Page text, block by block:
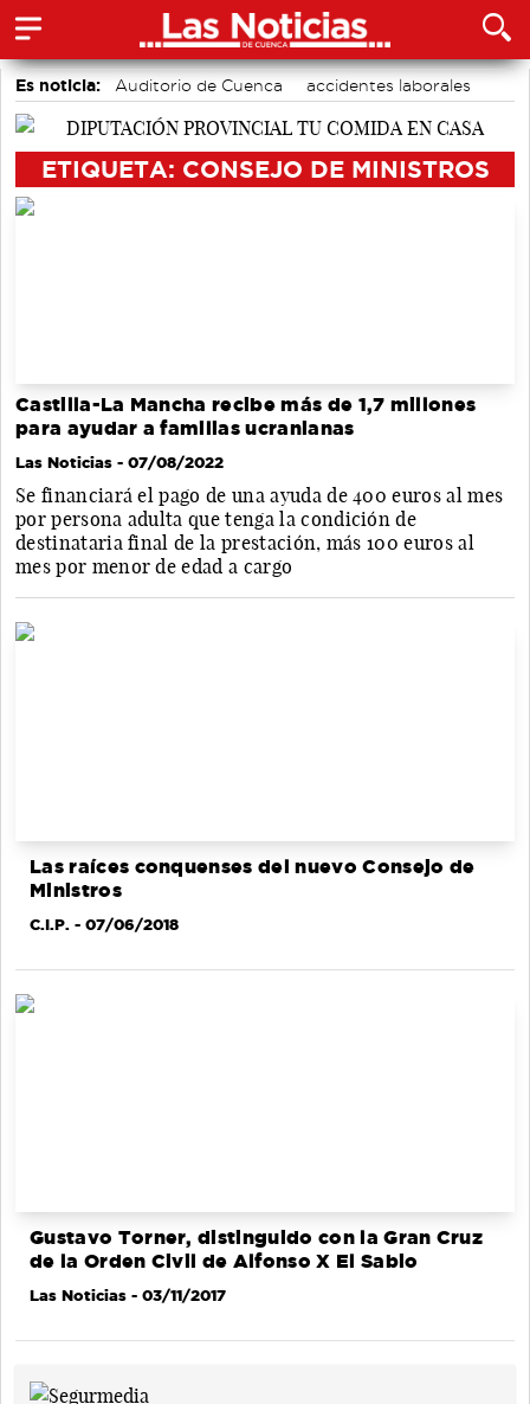
Es noticia: Auditorio de Cuenca
accidentes laborales
Bádminton
Actividades culturales en Cuenca
ETIQUETA: CONSEJO DE MINISTROS
Castilla-La Mancha recibe más de 1,7 millones
para ayudar a familias ucranianas
Las Noticias - 07/08/2022
Se financiará el pago de una ayuda de 400 euros al mes
por persona adulta que tenga la condición de
destinataria final de la prestación, más 100 euros al
mes por menor de edad a cargo
Las raíces conquenses del nuevo Consejo de
Ministros
C.I.P. - 07/06/2018
Gustavo Torner, distinguido con la Gran Cruz
de la Orden Civil de Alfonso X El Sabio
Las Noticias - 03/11/2017